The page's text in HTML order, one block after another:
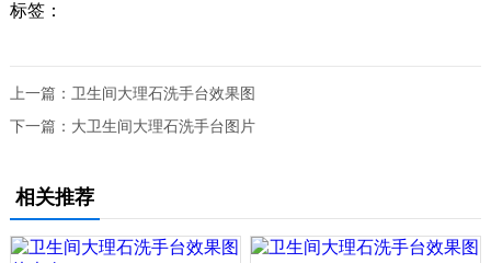
标签：
上一篇： 卫生间大理石洗手台效果图
下一篇： 大卫生间大理石洗手台图片
相关推荐